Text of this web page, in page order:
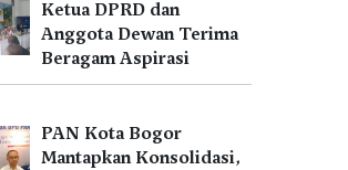
Ketua DPRD dan
Anggota Dewan Terima
Beragam Aspirasi
PAN Kota Bogor
Mantapkan Konsolidasi,